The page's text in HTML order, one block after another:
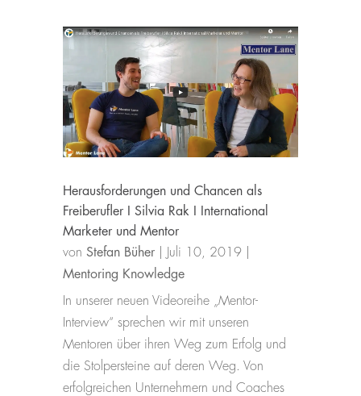
Herausforderungen und Chancen als
Freiberufler I Silvia Rak I International
Marketer und Mentor
vonStefan Büher Juli 10, 2019
Mentoring Knowledge
In unserer neuen Videoreihe „Mentor-
Interview“ sprechen wir mit unseren
Mentoren über ihren Weg zum Erfolg und
die Stolpersteine auf deren Weg. Von
erfolgreichen Unternehmern und Coaches